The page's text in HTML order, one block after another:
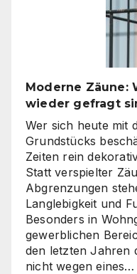
finden
Weg
zu
Video-
Content
Moderne Zäune:
wieder gefragt
Wer sich heute mit
Grundstücks
Zeiten rein
Statt verspielter
Abgrenzungen
Langlebigkeit und
Besonders in
gewerblichen
den letzten Jahren
nicht wegen eines…